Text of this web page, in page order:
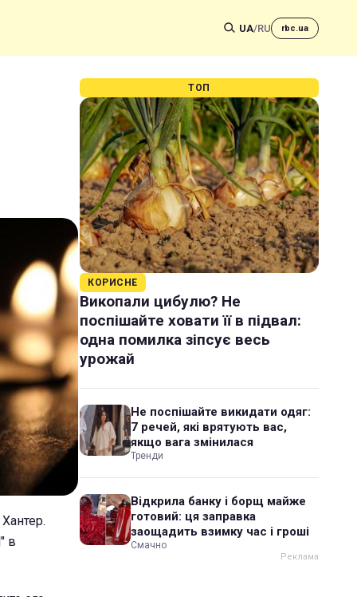
UA/RU rbc.ua
в
ТОП
КОРИСНЕ
Викопали цибулю? Не
поспішайте ховати її в підвал:
одна помилка зіпсує весь
урожай
Не поспішайте викидати одяг:
7 речей, які врятують вас,
якщо вага змінилася
Тренди
Відкрила банку і борщ майже
готовий: ця заправка
заощадить взимку час і гроші
Смачно